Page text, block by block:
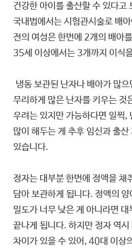
건강한 아이를 출산할 수 있다고
국내법에서는 시험관시술로 배
전의 여성은 한번에 2개의 배아
35세 이상에서는 3개까지 이식
냉동 보관된 난자나 배아가 많
무리하게 많은 난자를 키우는 것
우려는 있지만 가능하다면 일찍,
많이 해두는 게 추후 임신과 출
있습니다.
정자는 대부분 한번에 정액을 채
담아 보관하게 됩니다. 정액의 양
밀도가 너무 낮은 게 아니라면
끝나게 됩니다. 하지만 정자 역
차이가 있을 수 있어, 40대 이상